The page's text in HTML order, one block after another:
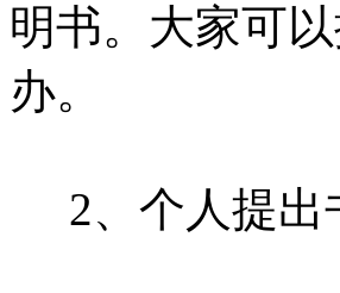
明书。大家可
办。
2、个人提出